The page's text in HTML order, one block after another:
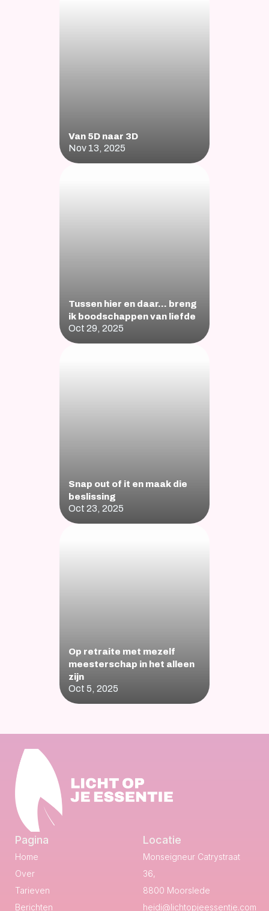
Van 5D naar 3D
Nov 13, 2025
Tussen hier en daar… breng
ik boodschappen van liefde
Oct 29, 2025
Snap out of it en maak die
beslissing
Oct 23, 2025
Op retraite met mezelf
meesterschap in het alleen
zijn
Oct 5, 2025
Pagina
Home
Over
Tarieven
Berichten
Locatie
Monseigneur Catrystraat
36,
8800 Moorslede
heidi@lichtopjeessentie.com